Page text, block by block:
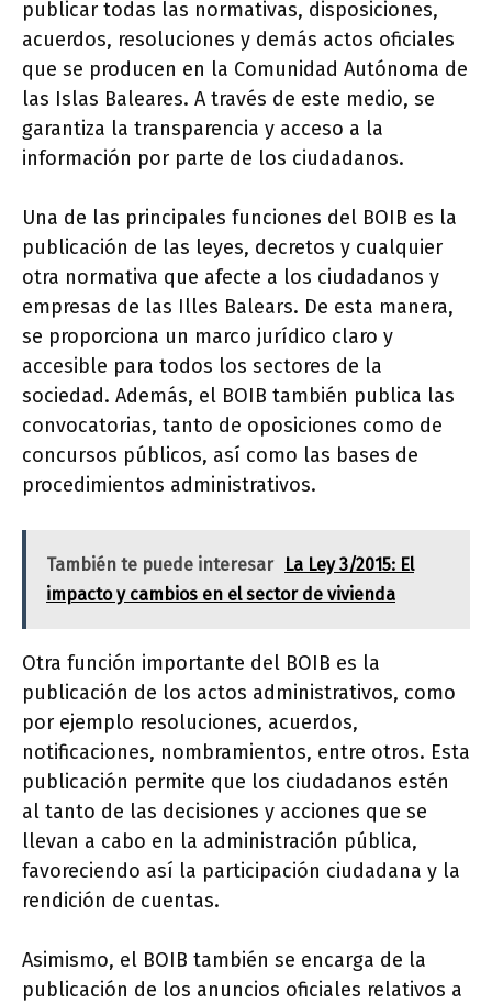
publicar todas las normativas, disposiciones,
acuerdos, resoluciones y demás actos oficiales
que se producen en la Comunidad Autónoma de
las Islas Baleares. A través de este medio, se
garantiza la transparencia y acceso a la
información por parte de los ciudadanos.
Una de las principales funciones del BOIB es la
publicación de las leyes, decretos y cualquier
otra normativa que afecte a los ciudadanos y
empresas de las Illes Balears. De esta manera,
se proporciona un marco jurídico claro y
accesible para todos los sectores de la
sociedad. Además, el BOIB también publica las
convocatorias, tanto de oposiciones como de
concursos públicos, así como las bases de
procedimientos administrativos.
También te puede interesar
La Ley 3/2015: El
impacto y cambios en el sector de vivienda
Otra función importante del BOIB es la
publicación de los actos administrativos, como
por ejemplo resoluciones, acuerdos,
notificaciones, nombramientos, entre otros. Esta
publicación permite que los ciudadanos estén
al tanto de las decisiones y acciones que se
llevan a cabo en la administración pública,
favoreciendo así la participación ciudadana y la
rendición de cuentas.
Asimismo, el BOIB también se encarga de la
publicación de los anuncios oficiales relativos a